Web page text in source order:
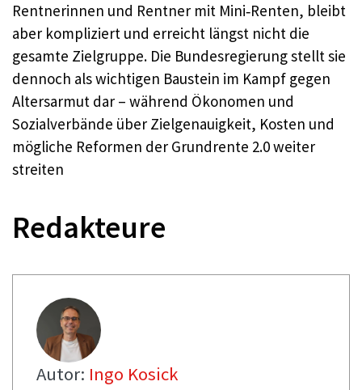
Rentnerinnen und Rentner mit Mini‑Renten, bleibt
aber kompliziert und erreicht längst nicht die
gesamte Zielgruppe. Die Bundesregierung stellt sie
dennoch als wichtigen Baustein im Kampf gegen
Altersarmut dar – während Ökonomen und
Sozialverbände über Zielgenauigkeit, Kosten und
mögliche Reformen der Grundrente 2.0 weiter
streiten
Redakteure
Autor: Ingo Kosick